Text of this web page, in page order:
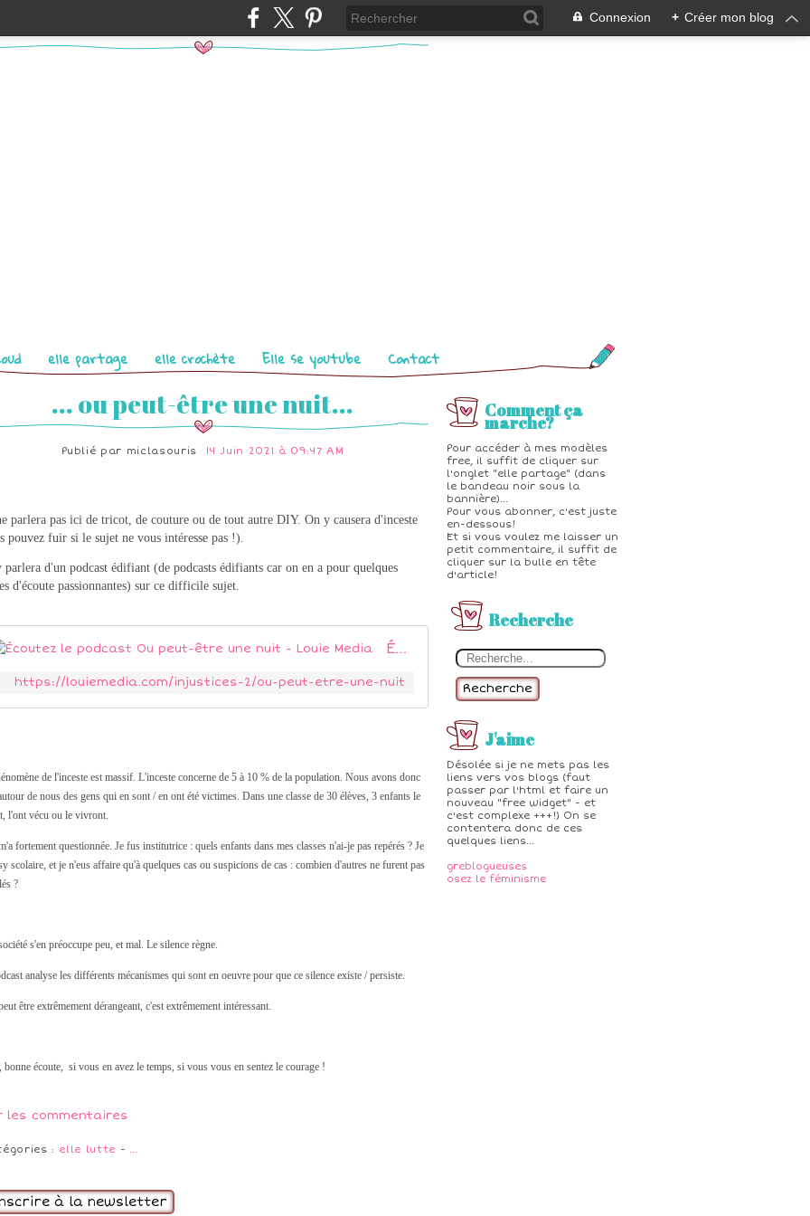
Connexion + Créer mon blog
elle partage elle crochète Elle se youtube Contact
Comment ça
marche?
Pour accéder à mes modèles
free, il suffit de cliquer sur
l'onglet "elle partage" (dans
le bandeau noir sous la
bannière)...
Pour vous abonner, c'est juste
en-dessous!
Et si vous voulez me laisser un
petit commentaire, il suffit de
cliquer sur la bulle en tête
d'article!
Recherche
Recherche
J'aime
Désolée si je ne mets pas les
liens vers vos blogs (faut
passer par l'html et faire un
nouveau "free widget" - et
c'est complexe +++!) On se
contentera donc de ces
quelques liens...
greblogueuses
osez le féminisme
... ou peut-être une nuit...
Publié par miclasouris 14 Juin 2021 à 09:47 AM
parlera pas ici de tricot, de couture ou de tout autre DIY. On y causera d'inceste
pouvez fuir si le sujet ne vous intéresse pas !).
parlera d'un podcast édifiant (de podcasts édifiants car on en a pour quelques
d'écoute passionnantes) sur ce difficile sujet.
Écoutez le podcast Ou peut-être une nuit - Louie Media
https://louiemedia.com/injustices-2/ou-peut-etre-une-nuit
de l'inceste est massif. L'inceste concerne de 5 à 10 % de la population. Nous avons donc
de nous des gens qui en sont / en ont été victimes. Dans une classe de 30 élèves, 3 enfants le
l'ont vécu ou le vivront.
fortement questionnée. Je fus institutrice : quels enfants dans mes classes n'ai-je pas repérés ? Je
scolaire, et je n'eus affaire qu'à quelques cas ou suspicions de cas : combien d'autres ne furent pas
?
s'en préoccupe peu, et mal. Le silence règne.
analyse les différents mécanismes qui sont en oeuvre pour que ce silence existe / persiste.
être extrêmement dérangeant, c'est extrêmement intéressant.
bonne écoute, si vous en avez le temps, si vous vous en sentez le courage !
les commentaires
: elle lutte - …
à la newsletter